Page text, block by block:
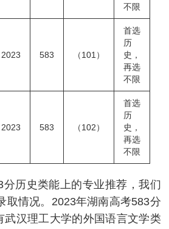
不限
2023 583 （101）
首选
历
史，
再选
不限
2023 583 （102）
首选
历
史，
再选
不限
历史类能上的专业推荐，我们
取情况。2023年湖南高考583分
武汉理工大学的外国语言文学类